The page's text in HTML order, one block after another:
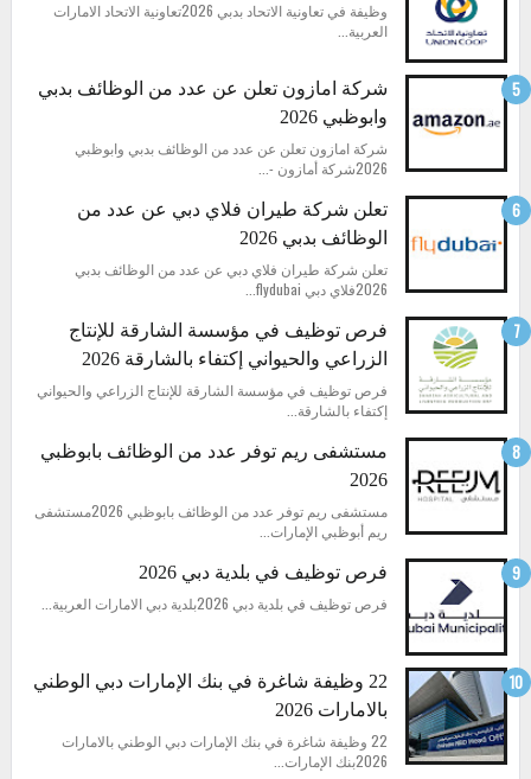
وظيفة في تعاونية الاتحاد بدبي 2026تعاونية الاتحاد الامارات
العربية...
شركة امازون تعلن عن عدد من الوظائف بدبي
وابوظبي 2026
شركة امازون تعلن عن عدد من الوظائف بدبي وابوظبي
2026شركة أمازون -...
تعلن شركة طيران فلاي دبي عن عدد من
الوظائف بدبي 2026
تعلن شركة طيران فلاي دبي عن عدد من الوظائف بدبي
2026فلاي دبي flydubai...
فرص توظيف في مؤسسة الشارقة للإنتاج
الزراعي والحيواني إكتفاء بالشارقة 2026
فرص توظيف في مؤسسة الشارقة للإنتاج الزراعي والحيواني
إكتفاء بالشارقة...
مستشفى ريم توفر عدد من الوظائف بابوظبي
2026
مستشفى ريم توفر عدد من الوظائف بابوظبي 2026مستشفى
ريم أبوظبي الإمارات...
فرص توظيف في بلدية دبي 2026
فرص توظيف في بلدية دبي 2026بلدية دبي الامارات العربية...
22 وظيفة شاغرة في بنك الإمارات دبي الوطني
بالامارات 2026
22 وظيفة شاغرة في بنك الإمارات دبي الوطني بالامارات
2026بنك الإمارات...